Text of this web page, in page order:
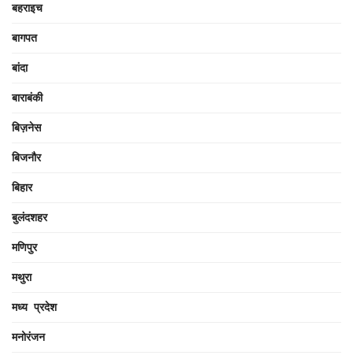
बहराइच
बागपत
बांदा
बाराबंकी
बिज़नेस
बिजनौर
बिहार
बुलंदशहर
मणिपुर
मथुरा
मध्य प्रदेश
मनोरंजन